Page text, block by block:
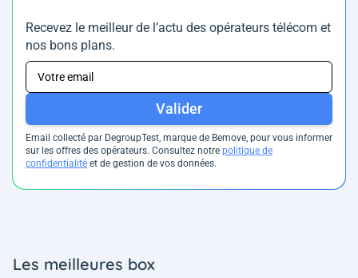
Recevez le meilleur de l’actu des opérateurs télécom et
nos bons plans.
Valider
Email collecté par DegroupTest, marque de Bemove, pour vous informer
sur les offres des opérateurs. Consultez notre politique de
confidentialité et de gestion de vos données.
Les meilleures box